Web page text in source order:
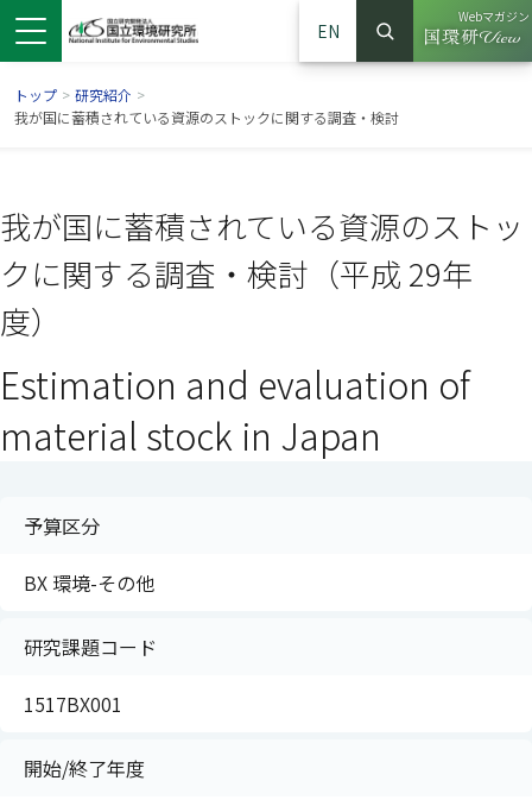
ウで開きます）
ンドウで開きます）
ウインドウで開きます）
EN
サイト内検索
検索
Webマガジン
（別ウイ
トップ > 研究紹介 >
我が国に蓄積されている資源のストックに関する調査・検討
我が国に蓄積されている資源のストッ
クに関する調査・検討（平成 29年
度）
Estimation and evaluation of
material stock in Japan
予算区分
BX 環境-その他
研究課題コード
1517BX001
開始/終了年度